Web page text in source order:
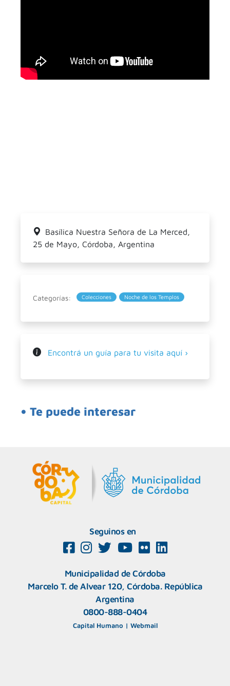
Basílica Nuestra Señora de La Merced,
25 de Mayo, Córdoba, Argentina
Categorías: Colecciones Noche de los Templos
Encontrá un guía para tu visita aquí ›
• Te puede interesar
Seguinos en
Municipalidad de Córdoba
Marcelo T. de Alvear 120, Córdoba. República
Argentina
0800-888-0404
Capital Humano | Webmail